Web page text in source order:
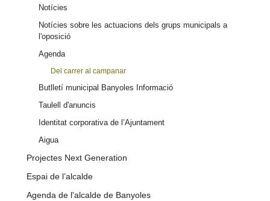
Notícies
Notícies sobre les actuacions dels grups municipals a
l'oposició
Agenda
Del carrer al campanar
Butlletí municipal Banyoles Informació
Taulell d'anuncis
Identitat corporativa de l’Ajuntament
Aigua
Projectes Next Generation
Espai de l’alcalde
Agenda de l'alcalde de Banyoles